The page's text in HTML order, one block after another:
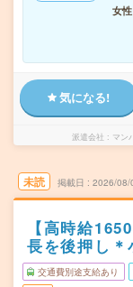
女性
気になる!
派遣会社 マン
未読 掲載日 2026/08/
【高時給
長を後押し
交通費別途支給あり